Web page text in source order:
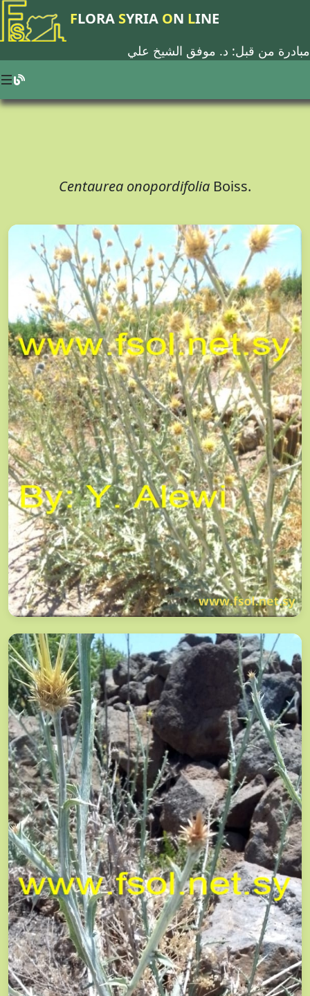
FLORA SYRIA ON LINE
مبادرة من قبل: د. موفق الشيخ علي
Centaurea onopordifolia Boiss.